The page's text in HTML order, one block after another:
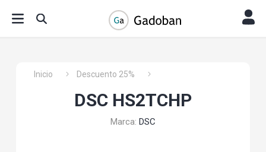
Inicio Descuento 25%
DSC HS2TCHP
Marca: DSC